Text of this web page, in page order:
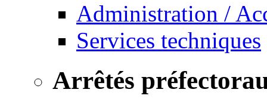
Administration /
Services techniques
Arrêtés